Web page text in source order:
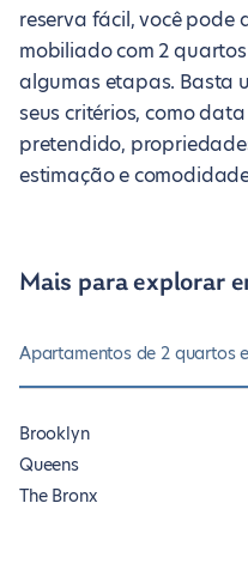
reserva fácil, você
mobiliado com 2
algumas etapas. Basta
seus critérios, como
pretendido,
estimação e
Mais para explorar
Apartamentos de 2 quartos
Brooklyn
Queens
The Bronx